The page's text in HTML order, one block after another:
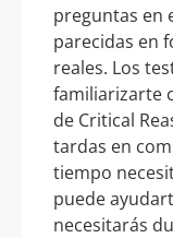
preguntas en
parecidas en
reales. Los
familiarizarte
de Critical
tardas en
tiempo
puede
necesitarás